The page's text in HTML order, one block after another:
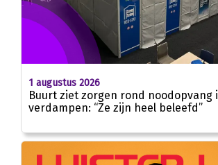
1 augustus 2026
Buurt ziet zorgen rond noodopvang
verdampen: “Ze zijn heel beleefd”